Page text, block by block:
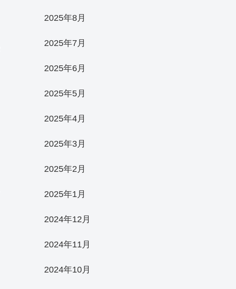
2025年8月
2025年7月
2025年6月
2025年5月
2025年4月
2025年3月
2025年2月
2025年1月
2024年12月
2024年11月
2024年10月